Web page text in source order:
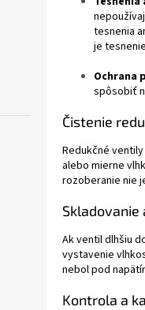
tesnenia
je
Ochrana
spôsobiť
Čistenie
Redukčné
alebo mierne
rozoberanie nie
Skladovanie
Ak ventil dlhšiu
vystavenie
nebol pod
Kontrola a